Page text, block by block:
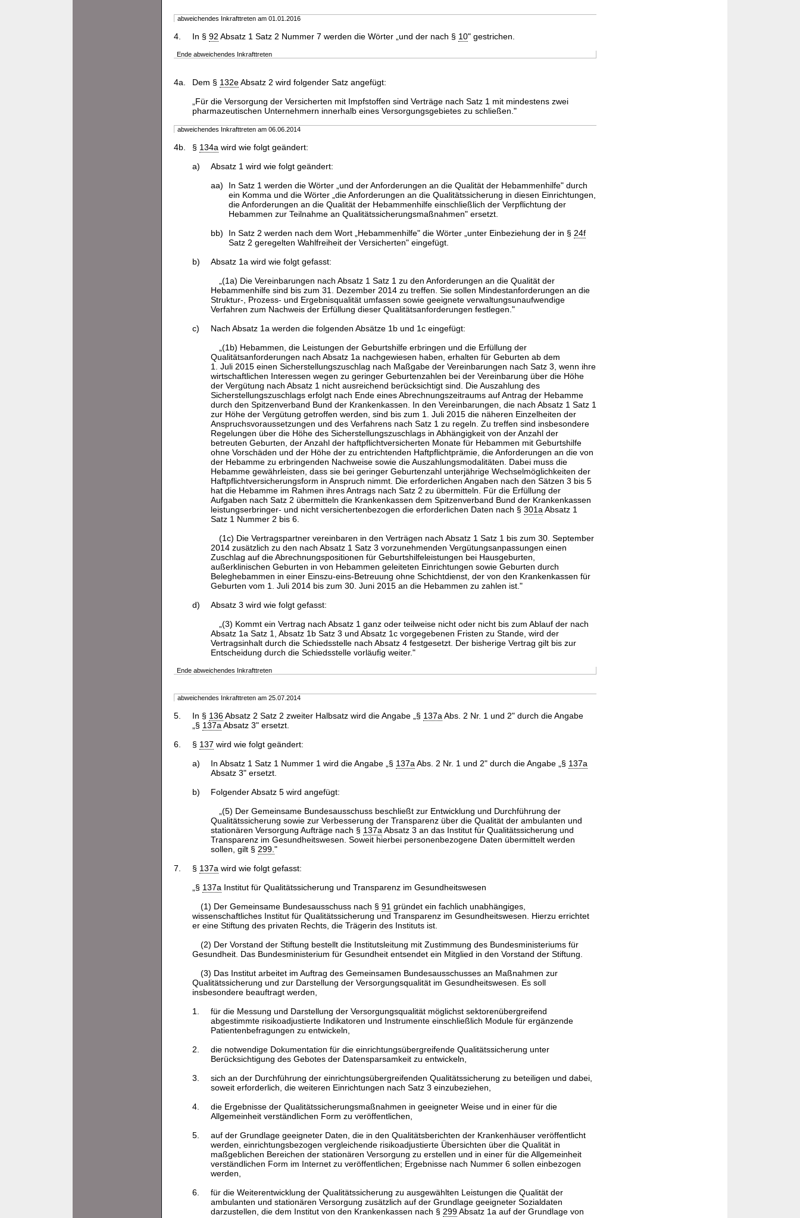
abweichendes Inkrafttreten am 01.01.2016
4. In § 92 Absatz 1 Satz 2 Nummer 7 werden die Wörter „und der nach § 10" gestrichen.
Ende abweichendes Inkrafttreten
4a. Dem § 132eAbsatz 2 wird folgender Satz angefügt:
„Für die Versorgung der Versicherten mit Impfstoffen sind Verträge nach Satz 1 mit mindestens zwei
pharmazeutischen Unternehmern innerhalb eines Versorgungsgebietes zu schließen."
abweichendes Inkrafttreten am 06.06.2014
4b. § 134a wird wie folgt geändert:
a)
Absatz 1 wird wie folgt geändert:
aa)
In Satz 1 werden die Wörter „und der Anforderungen an die Qualität der Hebammenhilfe" durch
ein Komma und die Wörter „die Anforderungen an die Qualitätssicherung in diesen Einrichtungen,
die Anforderungen an die Qualität der Hebammenhilfe einschließlich der Verpflichtung der
Hebammen zur Teilnahme an Qualitätssicherungsmaßnahmen" ersetzt.
bb)
In Satz 2 werden nach dem Wort „Hebammenhilfe" die Wörter „unter Einbeziehung der in § 24f
Satz 2 geregelten Wahlfreiheit der Versicherten" eingefügt.
b)
Absatz 1a wird wie folgt gefasst:
„(1a) Die Vereinbarungen nach Absatz 1 Satz 1 zu den Anforderungen an die Qualität der
Hebammenhilfe sind bis zum 31. Dezember 2014 zu treffen. Sie sollen Mindestanforderungen an die
Struktur-, Prozess- und Ergebnisqualität umfassen sowie geeignete verwaltungsunaufwendige
Verfahren zum Nachweis der Erfüllung dieser Qualitätsanforderungen festlegen."
c)
Nach Absatz 1a werden die folgenden Absätze 1b und 1c eingefügt:
„(1b) Hebammen, die Leistungen der Geburtshilfe erbringen und die Erfüllung der
Qualitätsanforderungen nach Absatz 1a nachgewiesen haben, erhalten für Geburten ab dem
1. Juli 2015 einen Sicherstellungszuschlag nach Maßgabe der Vereinbarungen nach Satz 3, wenn ihre
wirtschaftlichen Interessen wegen zu geringer Geburtenzahlen bei der Vereinbarung über die Höhe
der Vergütung nach Absatz 1 nicht ausreichend berücksichtigt sind. Die Auszahlung des
Sicherstellungszuschlags erfolgt nach Ende eines Abrechnungszeitraums auf Antrag der Hebamme
durch den Spitzenverband Bund der Krankenkassen. In den Vereinbarungen, die nach Absatz 1 Satz 1
zur Höhe der Vergütung getroffen werden, sind bis zum 1. Juli 2015 die näheren Einzelheiten der
Anspruchsvoraussetzungen und des Verfahrens nach Satz 1 zu regeln. Zu treffen sind insbesondere
Regelungen über die Höhe des Sicherstellungszuschlags in Abhängigkeit von der Anzahl der
betreuten Geburten, der Anzahl der haftpflichtversicherten Monate für Hebammen mit Geburtshilfe
ohne Vorschäden und der Höhe der zu entrichtenden Haftpflichtprämie, die Anforderungen an die von
der Hebamme zu erbringenden Nachweise sowie die Auszahlungsmodalitäten. Dabei muss die
Hebamme gewährleisten, dass sie bei geringer Geburtenzahl unterjährige Wechselmöglichkeiten der
Haftpflichtversicherungsform in Anspruch nimmt. Die erforderlichen Angaben nach den Sätzen 3 bis 5
hat die Hebamme im Rahmen ihres Antrags nach Satz 2 zu übermitteln. Für die Erfüllung der
Aufgaben nach Satz 2 übermitteln die Krankenkassen dem Spitzenverband Bund der Krankenkassen
leistungserbringer- und nicht versichertenbezogen die erforderlichen Daten nach § 301a Absatz 1
Satz 1 Nummer 2 bis 6.
(1c) Die Vertragspartner vereinbaren in den Verträgen nach Absatz 1 Satz 1 bis zum 30. September
2014 zusätzlich zu den nach Absatz 1 Satz 3 vorzunehmenden Vergütungsanpassungen einen
Zuschlag auf die Abrechnungspositionen für Geburtshilfeleistungen bei Hausgeburten,
außerklinischen Geburten in von Hebammen geleiteten Einrichtungen sowie Geburten durch
Beleghebammen in einer Einszu-eins-Betreuung ohne Schichtdienst, der von den Krankenkassen für
Geburten vom 1. Juli 2014 bis zum 30. Juni 2015 an die Hebammen zu zahlen ist."
d)
Absatz 3 wird wie folgt gefasst:
„(3) Kommt ein Vertrag nach Absatz 1 ganz oder teilweise nicht oder nicht bis zum Ablauf der nach
Absatz 1a Satz 1, Absatz 1b Satz 3 und Absatz 1c vorgegebenen Fristen zu Stande, wird der
Vertragsinhalt durch die Schiedsstelle nach Absatz 4 festgesetzt. Der bisherige Vertrag gilt bis zur
Entscheidung durch die Schiedsstelle vorläufig weiter."
Ende abweichendes Inkrafttreten
abweichendes Inkrafttreten am 25.07.2014
5. In § 136Absatz 2 Satz 2 zweiter Halbsatz wird die Angabe „§ 137a Abs. 2 Nr. 1 und 2" durch die Angabe
„§ 137a Absatz 3" ersetzt.
6.
§ 137 wird wie folgt geändert:
a)
In Absatz 1 Satz 1 Nummer 1 wird die Angabe „§ 137a Abs. 2 Nr. 1 und 2" durch die Angabe „§ 137a
Absatz 3" ersetzt.
b)
Folgender Absatz 5 wird angefügt:
„(5) Der Gemeinsame Bundesausschuss beschließt zur Entwicklung und Durchführung der
Qualitätssicherung sowie zur Verbesserung der Transparenz über die Qualität der ambulanten und
stationären Versorgung Aufträge nach § 137a Absatz 3 an das Institut für Qualitätssicherung und
Transparenz im Gesundheitswesen. Soweit hierbei personenbezogene Daten übermittelt werden
sollen, gilt § 299. "
7.
§ 137a wird wie folgt gefasst:
„§ 137a Institut für Qualitätssicherung und Transparenz im Gesundheitswesen
(1) Der Gemeinsame Bundesausschuss nach § 91 gründet ein fachlich unabhängiges,
wissenschaftliches Institut für Qualitätssicherung und Transparenz im Gesundheitswesen. Hierzu errichtet
er eine Stiftung des privaten Rechts, die Trägerin des Instituts ist.
(2) Der Vorstand der Stiftung bestellt die Institutsleitung mit Zustimmung des Bundesministeriums für
Gesundheit. Das Bundesministerium für Gesundheit entsendet ein Mitglied in den Vorstand der Stiftung.
(3) Das Institut arbeitet im Auftrag des Gemeinsamen Bundesausschusses an Maßnahmen zur
Qualitätssicherung und zur Darstellung der Versorgungsqualität im Gesundheitswesen. Es soll
insbesondere beauftragt werden,
1.
für die Messung und Darstellung der Versorgungsqualität möglichst sektorenübergreifend
abgestimmte risikoadjustierte Indikatoren und Instrumente einschließlich Module für ergänzende
Patientenbefragungen zu entwickeln,
2.
die notwendige Dokumentation für die einrichtungsübergreifende Qualitätssicherung unter
Berücksichtigung des Gebotes der Datensparsamkeit zu entwickeln,
3.
sich an der Durchführung der einrichtungsübergreifenden Qualitätssicherung zu beteiligen und dabei,
soweit erforderlich, die weiteren Einrichtungen nach Satz 3 einzubeziehen,
4.
die Ergebnisse der Qualitätssicherungsmaßnahmen in geeigneter Weise und in einer für die
Allgemeinheit verständlichen Form zu veröffentlichen,
5.
auf der Grundlage geeigneter Daten, die in den Qualitätsberichten der Krankenhäuser veröffentlicht
werden, einrichtungsbezogen vergleichende risikoadjustierte Übersichten über die Qualität in
maßgeblichen Bereichen der stationären Versorgung zu erstellen und in einer für die Allgemeinheit
verständlichen Form im Internet zu veröffentlichen; Ergebnisse nach Nummer 6 sollen einbezogen
werden,
6.
für die Weiterentwicklung der Qualitätssicherung zu ausgewählten Leistungen die Qualität der
ambulanten und stationären Versorgung zusätzlich auf der Grundlage geeigneter Sozialdaten
darzustellen, die dem Institut von den Krankenkassen nach § 299Absatz 1a auf der Grundlage von